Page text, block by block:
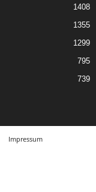
1408
1355
1299
795
739
Impressum